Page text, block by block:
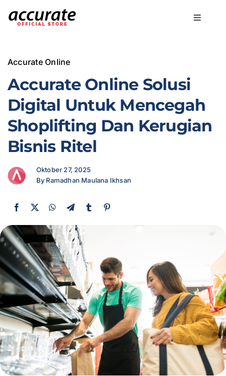
Toggle
Bisnis
Fitur
Harga
Promo
Marketing
Presentasi
Daftar
Blog
Login
Accurate Online
Accurate Online Solusi
Digital Untuk Mencegah
Shoplifting Dan Kerugian
Bisnis Ritel
Oktober 27, 2025
By Ramadhan Maulana Ikhsan